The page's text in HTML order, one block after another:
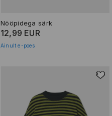
Nööpidega särk
12,99 EUR
Ainult e-poes